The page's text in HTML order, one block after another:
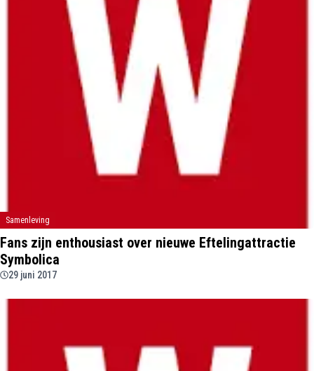
Samenleving
Fans zijn enthousiast over nieuwe Eftelingattractie
Symbolica
29 juni 2017